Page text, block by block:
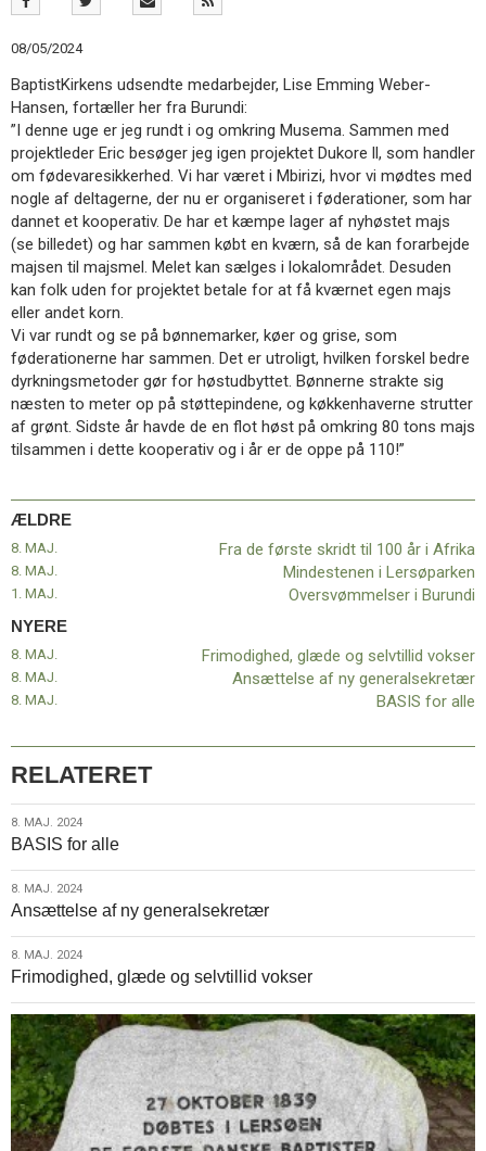
11.0:
Kalender
13.0:
Værktøjskassen
14.0:
Mission
15.0:
Om
BaptistKirken
16.0:
Kontakt
Næste
indlæg:
Frimodighed,
glæde
og
selvtillid
vokserForrige
indlæg:
Fra
de
første
skridt
år
Afrika
08/05/2024
BaptistKirkens udsendte medarbejder, Lise Emming Weber-
Hansen, fortæller her fra Burundi:
”I denne uge er jeg rundt i og omkring Musema. Sammen med
projektleder Eric besøger jeg igen projektet Dukore ll, som handler
om fødevaresikkerhed. Vi har været i Mbirizi, hvor vi mødtes med
nogle af deltagerne, der nu er organiseret i føderationer, som har
dannet et kooperativ. De har et kæmpe lager af nyhøstet majs
(se billedet) og har sammen købt en kværn, så de kan forarbejde
majsen til majsmel. Melet kan sælges i lokalområdet. Desuden
kan folk uden for projektet betale for at få kværnet egen majs
eller andet korn.
Vi var rundt og se på bønnemarker, køer og grise, som
føderationerne har sammen. Det er utroligt, hvilken forskel bedre
dyrkningsmetoder gør for høstudbyttet. Bønnerne strakte sig
næsten to meter op på støttepindene, og køkkenhaverne strutter
af grønt. Sidste år havde de en flot høst på omkring 80 tons majs
tilsammen i dette kooperativ og i år er de oppe på 110!”
ÆLDRE
8. MAJ. Fra de første skridt til 100 år i Afrika
8. MAJ. Mindestenen i Lersøparken
1. MAJ. Oversvømmelser i Burundi
NYERE
Frimodighed, glæde og selvtillid vokser
8. MAJ.
Ansættelse af ny generalsekretær
8. MAJ.
BASIS for alle
8. MAJ.
RELATERET
8.
maj.
2024
8. MAJ. 2024
BASIS for alle
8.
maj.
2024
8. MAJ. 2024
Ansættelse af ny generalsekretær
8.
maj.
2024
8. MAJ. 2024
Frimodighed, glæde og selvtillid vokser